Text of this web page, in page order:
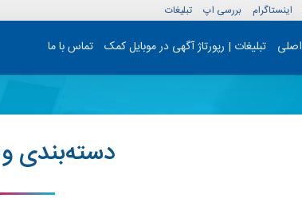
اینستاگرام بررسی اپ تبلیغات
تبلیغات | رپورتاژ آگهی در موبایل کمک تماس با ما
دسته‌بندی